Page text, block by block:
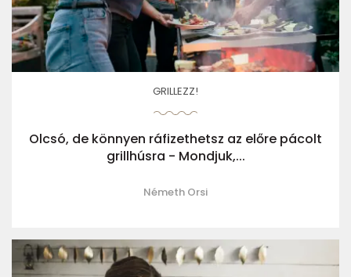
GRILLEZZ!
Olcsó, de könnyen ráfizethetsz az előre pácolt
grillhúsra - Mondjuk,...
Németh Orsi